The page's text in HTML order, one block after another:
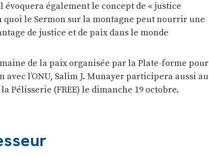
également le concept de « justice
le Sermon sur la montagne peut nourrir une
de justice et de paix dans le monde
de la paix organisée par la Plate-forme pour
l’ONU, Salim J. Munayer participera aussi au
Pélisserie (FREE) le dimanche 19 octobre.